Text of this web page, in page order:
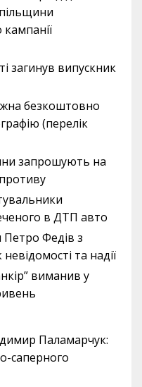
загинув випускник
безкоштовно
(перелік
запрошують на
в ДТП авто
Петро Федів з
та надії
виманив у
Паламарчук:
саперного